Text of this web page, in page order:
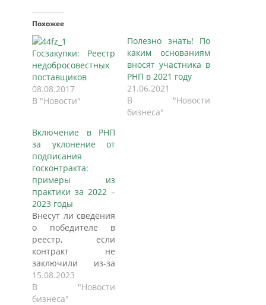
Похожее
Госзакупки: Реестр
недобросовестных
поставщиков
08.08.2017
В "Новости"
Полезно знать! По
каким основаниям
вносят участника в
РНП в 2021 году
21.06.2021
В "Новости
бизнеса"
Включение в РНП
за уклонение от
подписания
госконтракта:
примеры из
практики за 2022 –
2023 годы
Внесут ли сведения
о победителе в
реестр, если
контракт не
заключили из-за
технических
неисправностей,
болезни или
15.08.2023
В "Новости
бизнеса"